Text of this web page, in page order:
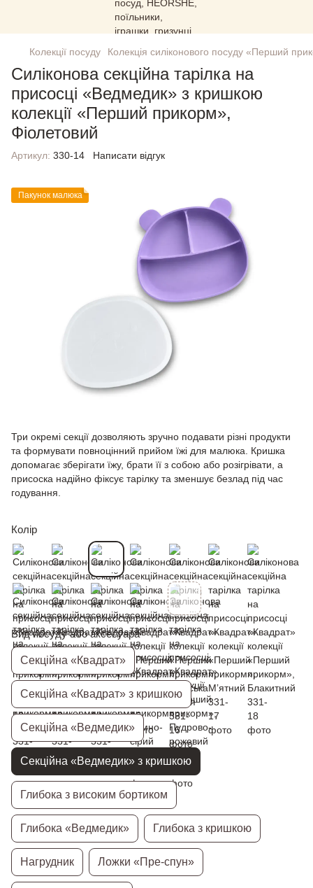
Колекції посуду Колекція силіконового посуду «Перший
Силіконова секційна тарілка на
присосці «Ведмедик» з кришкою
колекції «Перший прикорм»,
Фіолетовий
Артикул: 330-14 Написати відгук
Пакунок малюка
Три окремі секції дозволяють зручно подавати різні продукти
та формувати повноцінний прийом їжі для малюка. Кришка
допомагає зберігати їжу, брати її з собою або розігрівати, а
присоска надійно фіксує тарілку та зменшує безлад під час
годування.
Колір
Вид посуду або аксесуара
Секційна «Квадрат»
Секційна «Квадрат» з кришкою
Секційна «Ведмедик»
Секційна «Ведмедик» з кришкою
Глибока з високим бортиком
Глибока «Ведмедик» Глибока з кришкою
Нагрудник Ложки «Пре-спун»